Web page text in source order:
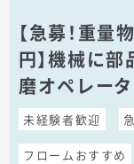
【急募！重
円】機械に
磨オペレー
未経験者歓迎
フロームおすすめ